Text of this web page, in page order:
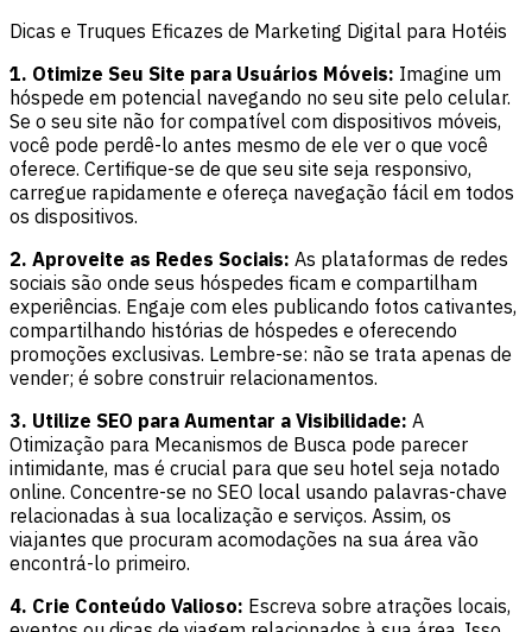
Dicas e Truques Eficazes de Marketing Digital para Hotéis
1. Otimize Seu Site para Usuários Móveis: Imagine um
hóspede em potencial navegando no seu site pelo celular.
Se o seu site não for compatível com dispositivos móveis,
você pode perdê-lo antes mesmo de ele ver o que você
oferece. Certifique-se de que seu site seja responsivo,
carregue rapidamente e ofereça navegação fácil em todos
os dispositivos.
2. Aproveite as Redes Sociais: As plataformas de redes
sociais são onde seus hóspedes ficam e compartilham
experiências. Engaje com eles publicando fotos cativantes,
compartilhando histórias de hóspedes e oferecendo
promoções exclusivas. Lembre-se: não se trata apenas de
vender; é sobre construir relacionamentos.
3. Utilize SEO para Aumentar a Visibilidade: A
Otimização para Mecanismos de Busca pode parecer
intimidante, mas é crucial para que seu hotel seja notado
online. Concentre-se no SEO local usando palavras-chave
relacionadas à sua localização e serviços. Assim, os
viajantes que procuram acomodações na sua área vão
encontrá-lo primeiro.
4. Crie Conteúdo Valioso: Escreva sobre atrações locais,